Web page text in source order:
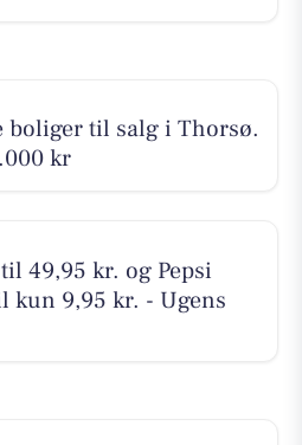
boliger til salg i Thorsø.
kr
49,95 kr. og Pepsi
kun 9,95 kr. - Ugens